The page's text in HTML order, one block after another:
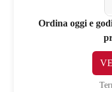
Ordina oggi e